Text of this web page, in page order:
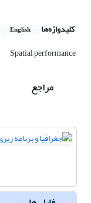
کلیدواژه‌ها English
Spatial performance
مراجع